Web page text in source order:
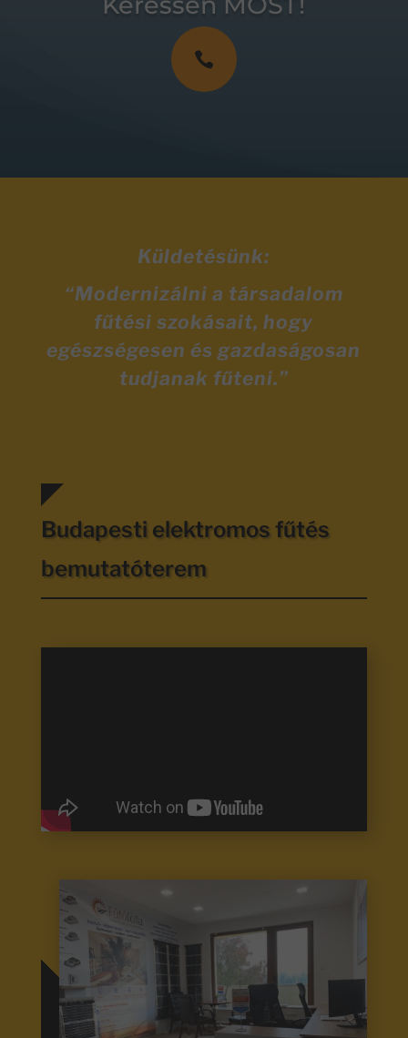

Küldetésünk:
“Modernizálni a társadalom
fűtési szokásait, hogy
egészségesen és gazdaságosan
tudjanak fűteni.”
Budapesti elektromos fűtés
bemutatóterem